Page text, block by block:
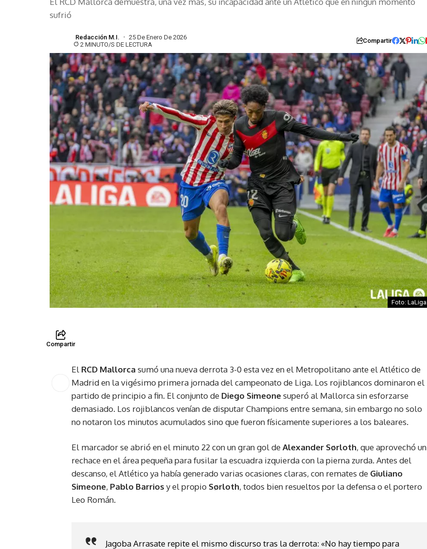
sufrió
Redacción M.I.
25 De Enero De 2026
2 MINUTO/S DE LECTURA
Compartir
Foto: LaLiga.
Compartir
El RCD Mallorca sumó una nueva derrota 3-0 esta vez en el Metropolitano ante el Atlético de
Madrid en la vigésimo primera jornada del campeonato de Liga. Los rojiblancos dominaron el
partido de principio a fin. El conjunto de Diego Simeonesuperó al Mallorca sin esforzarse
demasiado. Los rojiblancos venían de disputar Champions entre semana, sin embargo no solo
no notaron los minutos acumulados sino que fueron físicamente superiores a los baleares.
El marcador se abrió en el minuto 22 con un gran gol de Alexander Sørloth, que aprovechó un
rechace en el área pequeña para fusilar la escuadra izquierda con la pierna zurda. Antes del
descanso, el Atlético ya había generado varias ocasiones claras, con remates de Giuliano
Simeone, Pablo Barrios y el propio Sørloth, todos bien resueltos por la defensa o el portero
Leo Román.
Jagoba Arrasate repite el mismo discurso tras la derrota: «No hay tiempo para